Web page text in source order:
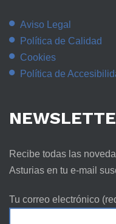
Aviso Legal
Política de Calidad
Cookies
Política de
Recibe todas las
Asturias en tu e-mail
Tu correo electrónico